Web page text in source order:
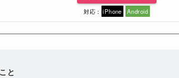
対応： iPhone Android
と